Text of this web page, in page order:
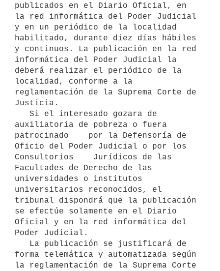
publicados en el Diario Oficial, en
la red informática del Poder Judicial
y en un periódico de la localidad
habilitado, durante diez días hábiles
y continuos. La publicación en la red
informática del Poder Judicial la
deberá realizar el periódico de la
localidad, conforme a la
reglamentación de la Suprema Corte de
Justicia.
auxiliatoria de pobreza o fuera
patrocinado    por la Defensoría de
Oficio del Poder Judicial o por los
Consultorios    Jurídicos de las
Facultades de Derecho de las
universidades o institutos
universitarios reconocidos, el
tribunal dispondrá que la publicación
se efectúe solamente en el Diario
Oficial y en la red informática del
Poder Judicial.
forma telemática y automatizada según
la reglamentación de la Suprema Corte